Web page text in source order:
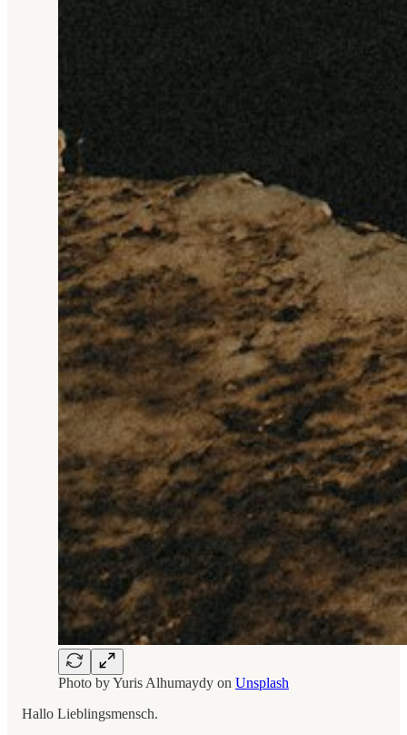
Photo byYuris Alhumaydy on Unsplash
Hallo Lieblingsmensch.